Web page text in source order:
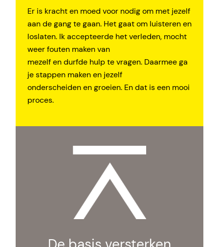
Er is kracht en moed voor nodig om met jezelf
aan de gang te gaan. Het gaat om luisteren en
loslaten. Ik accepteerde het verleden, mocht
weer fouten maken van
mezelf en durfde hulp te vragen. Daarmee ga
je stappen maken en jezelf
onderscheiden en groeien. En dat is een mooi
proces.